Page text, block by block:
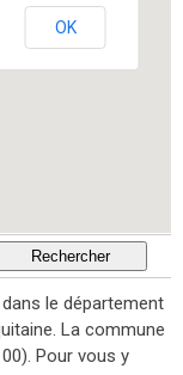
OK
le département
La commune
Pour vous y